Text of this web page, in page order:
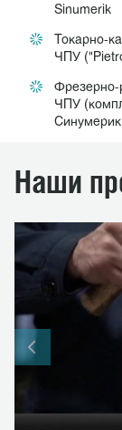
Sinumerik
Токарно-
ЧПУ
Фрезерно-
ЧПУ
Наши